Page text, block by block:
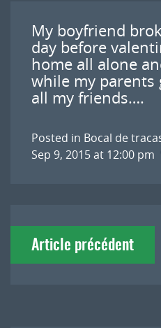
My boyfriend
day before
home all alone
while my parents
all my friends….
Posted in Bocal de
Sep 9, 2015 at 12:00 pm
Navigation
deArticle précédent